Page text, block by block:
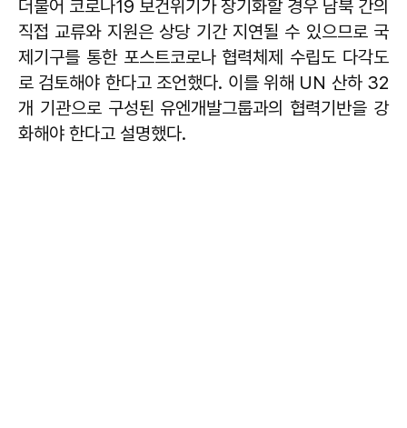
더불어 코로나19 보건위기가 장기화할 경우 남북 간의
직접 교류와 지원은 상당 기간 지연될 수 있으므로 국
제기구를 통한 포스트코로나 협력체제 수립도 다각도
로 검토해야 한다고 조언했다. 이를 위해 UN 산하 32
개 기관으로 구성된 유엔개발그룹과의 협력기반을 강
화해야 한다고 설명했다.